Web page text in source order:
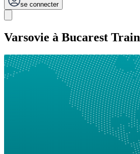
se connecter
Varsovie à Bucarest Train